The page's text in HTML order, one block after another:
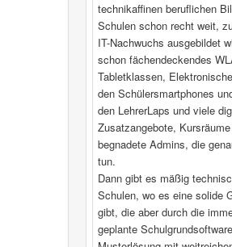
technikaffinen beruflichen
Schulen schon recht weit,
IT-Nachwuchs ausgebildet
schon fächendeckendes
Tabletklassen,
den Schülersmartphones
den LehrerLaps und viele
Zusatzangebote,
begnadete Admins, die
tun.
Dann gibt es mäßig
Schulen, wo es eine solide
gibt, die aber durch die
geplante